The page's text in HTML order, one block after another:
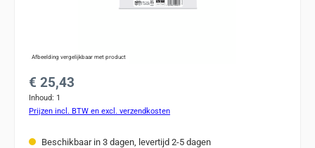
Afbeelding vergelijkbaar met product
Normale prijs:
€ 25,43
Inhoud: 1
Prijzen incl. BTW en excl. verzendkosten
Beschikbaar in 3 dagen, levertijd 2-5 dagen